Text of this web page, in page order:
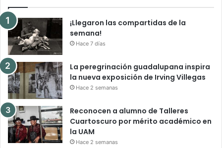
¡Llegaron las compartidas de la
semana!
Hace 7 días
La peregrinación guadalupana inspira
la nueva exposición de Irving Villegas
Hace 2 semanas
Reconocen a alumno de Talleres
Cuartoscuro por mérito académico en
la UAM
Hace 2 semanas